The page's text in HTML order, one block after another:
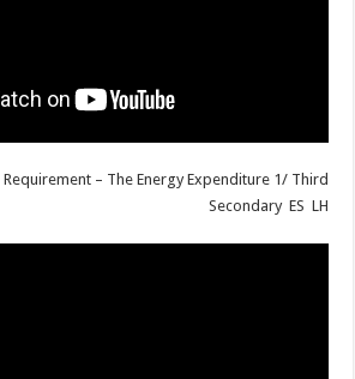
– The Energy Expenditure 1/ Third
Secondary ES LH